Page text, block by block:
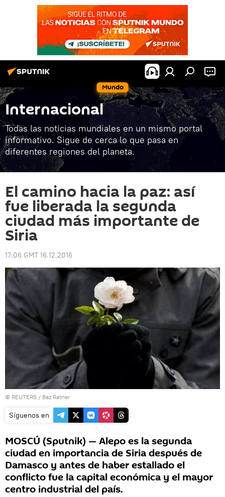
Mundo
Internacional
Todas las noticias mundiales en un mismo portal
informativo. Sigue de cerca lo que pasa en
diferentes regiones del planeta.
El camino hacia la paz: así
fue liberada la segunda
ciudad más importante de
Siria
17:06 GMT 16.12.2016
© REUTERS / Baz Ratner
Síguenos en
MOSCÚ (Sputnik) — Alepo es la segunda
ciudad en importancia de Siria después de
Damasco y antes de haber estallado el
conflicto fue la capital económica y el mayor
centro industrial del país.